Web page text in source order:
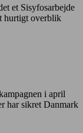
et Sisyfosarbejde
hurtigt overblik
i april
har sikret Danmark